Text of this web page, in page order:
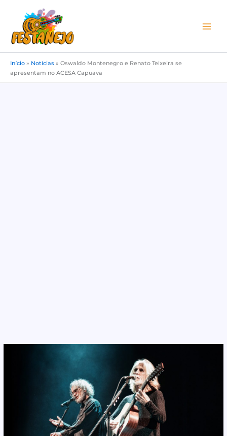
conteúdo
Início » Notícias » Oswaldo Montenegro e Renato Teixeira se
apresentam no ACESA Capuava